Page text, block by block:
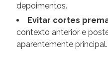
depoimentos.
Evitar cortes
contexto anterior e
aparentemente principal.